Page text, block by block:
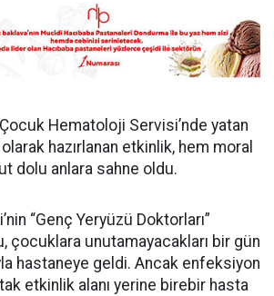
Çocuk Hematoloji Servisi’nde yatan
hazırlanan etkinlik, hem moral
dolu anlara sahne oldu.
“Genç Yeryüzü Doktorları”
çocuklara unutamayacakları bir gün
hastaneye geldi. Ancak enfeksiyon
etkinlik alanı yerine birebir hasta